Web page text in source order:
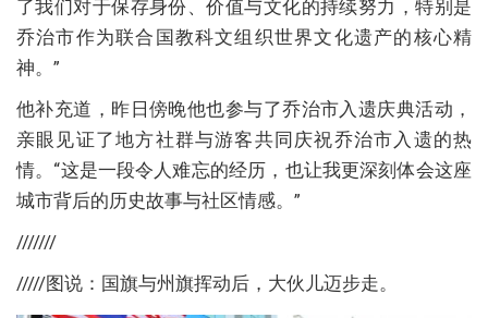
了我们对于保存身份、价值与文化的持续努力，特别是
乔治市作为联合国教科文组织世界文化遗产的核心精
神。”
他补充道，昨日傍晚他也参与了乔治市入遗庆典活动，
亲眼见证了地方社群与游客共同庆祝乔治市入遗的热
情。“这是一段令人难忘的经历，也让我更深刻体会这座
城市背后的历史故事与社区情感。”
///////
/////图说：国旗与州旗挥动后，大伙儿迈步走。